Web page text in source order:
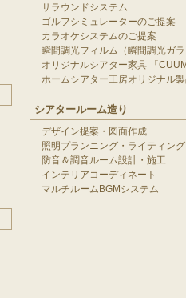
サラウンドシステム
ゴルフシミュレーターのご提案
カラオケシステムのご提案
瞬間調光フィルム（瞬間調光ガラ
オリジナルシアター家具 「
ホームシアター工房オリジナル
シアタールーム造り
デザイン提案・図面作成
照明プランニング・ライティン
防音＆調音ルーム設計・施工
インテリアコーディネート
マルチルームBGMシステム